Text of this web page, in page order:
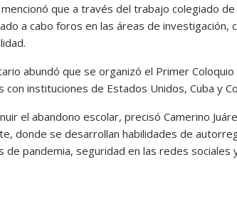
que a través del trabajo colegiado
a cabo foros en las áreas de
abundó que se organizó el Primer
con instituciones de Estados Unidos, Cuba y
el abandono escolar, precisó Camerino
donde se desarrollan habilidades de
de pandemia, seguridad en las redes sociales